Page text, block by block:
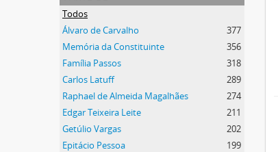
Todos
Álvaro de Carvalho
377
Memória da Constituinte
356
Família Passos
318
Carlos Latuff
289
Raphael de Almeida Magalhães
274
Edgar Teixeira Leite
211
Getúlio Vargas
202
Epitácio Pessoa
199